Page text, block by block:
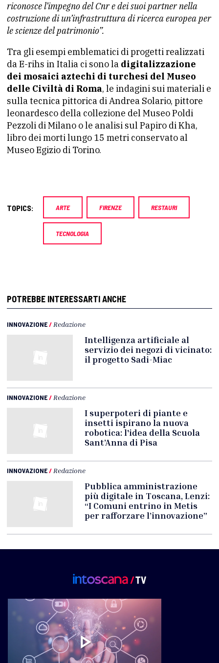
riconosce l’impegno del Cnr e dei suoi partner nella
costruzione di un’infrastruttura di ricerca europea per
le scienze del patrimonio”.
Tra gli esempi emblematici di progetti realizzati
da E-rihs in Italia ci sono la digitalizzazione
dei mosaici aztechi di turchesi del Museo
delle Civiltà di Roma, le indagini sui materiali e
sulla tecnica pittorica di Andrea Solario, pittore
leonardesco della collezione del Museo Poldi
Pezzoli di Milano o le analisi sul Papiro di Kha,
libro dei morti lungo 15 metri conservato al
Museo Egizio di Torino.
TOPICS: ARTE FIRENZE RESTAURI
TECNOLOGIA
POTREBBE INTERESSARTI ANCHE
INNOVAZIONE/ Redazione
Intelligenza artificiale al
servizio dei negozi di vicinato:
il progetto Sadi-Miac
INNOVAZIONE/ Redazione
I superpoteri di piante e
insetti ispirano la nuova
robotica: l'idea della Scuola
Sant’Anna di Pisa
INNOVAZIONE/ Redazione
Pubblica amministrazione
più digitale in Toscana, Lenzi:
“I Comuni entrino in Metis
per rafforzare l’innovazione”